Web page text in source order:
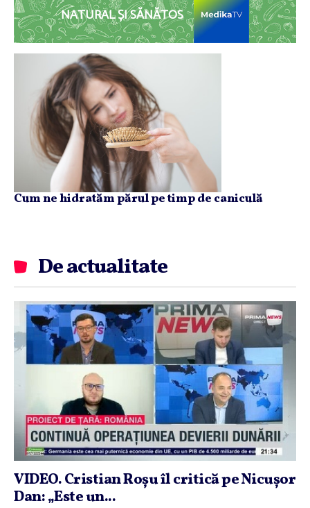
NATURAL ȘI SĂNĂTOS
Cum ne hidratăm părul pe timp de caniculă
De actualitate
VIDEO. Cristian Roşu îl critică pe Nicuşor
Dan: „Este un...